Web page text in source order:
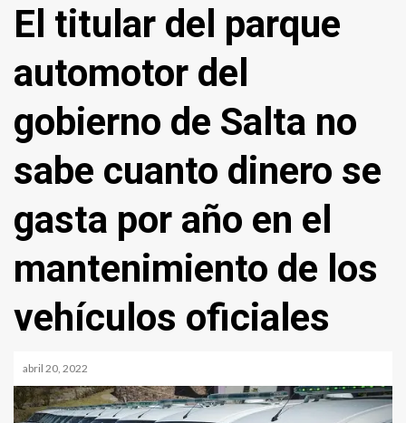
El titular del parque
automotor del
gobierno de Salta no
sabe cuanto dinero se
gasta por año en el
mantenimiento de los
vehículos oficiales
abril 20, 2022